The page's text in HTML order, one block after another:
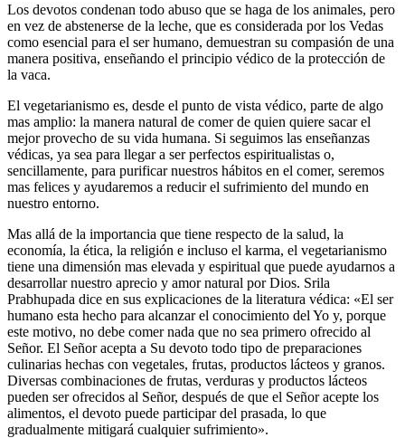
Los devotos condenan todo abuso que se haga de los animales, pero
en vez de abstenerse de la leche, que es considerada por los Vedas
como esencial para el ser humano, demuestran su compasión de una
manera positiva, enseñando el principio védico de la protección de
la vaca.
El vegetarianismo es, desde el punto de vista védico, parte de algo
mas amplio: la manera natural de comer de quien quiere sacar el
mejor provecho de su vida humana. Si seguimos las enseñanzas
védicas, ya sea para llegar a ser perfectos espiritualistas o,
sencillamente, para purificar nuestros hábitos en el comer, seremos
mas felices y ayudaremos a reducir el sufrimiento del mundo en
nuestro entorno.
Mas allá de la importancia que tiene respecto de la salud, la
economía, la ética, la religión e incluso el karma, el vegetarianismo
tiene una dimensión mas elevada y espiritual que puede ayudarnos a
desarrollar nuestro aprecio y amor natural por Dios. Srila
Prabhupada dice en sus explicaciones de la literatura védica: «El ser
humano esta hecho para alcanzar el conocimiento del Yo y, porque
este motivo, no debe comer nada que no sea primero ofrecido al
Señor. El Señor acepta a Su devoto todo tipo de preparaciones
culinarias hechas con vegetales, frutas, productos lácteos y granos.
Diversas combinaciones de frutas, verduras y productos lácteos
pueden ser ofrecidos al Señor, después de que el Señor acepte los
alimentos, el devoto puede participar del prasada, lo que
gradualmente mitigará cualquier sufrimiento».